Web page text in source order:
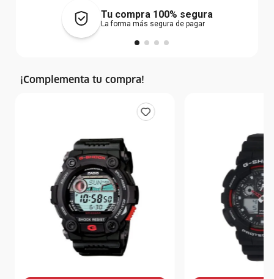
Tu compra 100% segura
La forma más segura de pagar
¡Complementa tu compra!